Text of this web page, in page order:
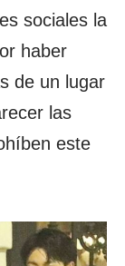
sociales la
haber
de un lugar
las
este